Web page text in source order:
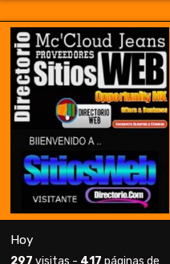
Hoy
297 visitas - 417 páginas de